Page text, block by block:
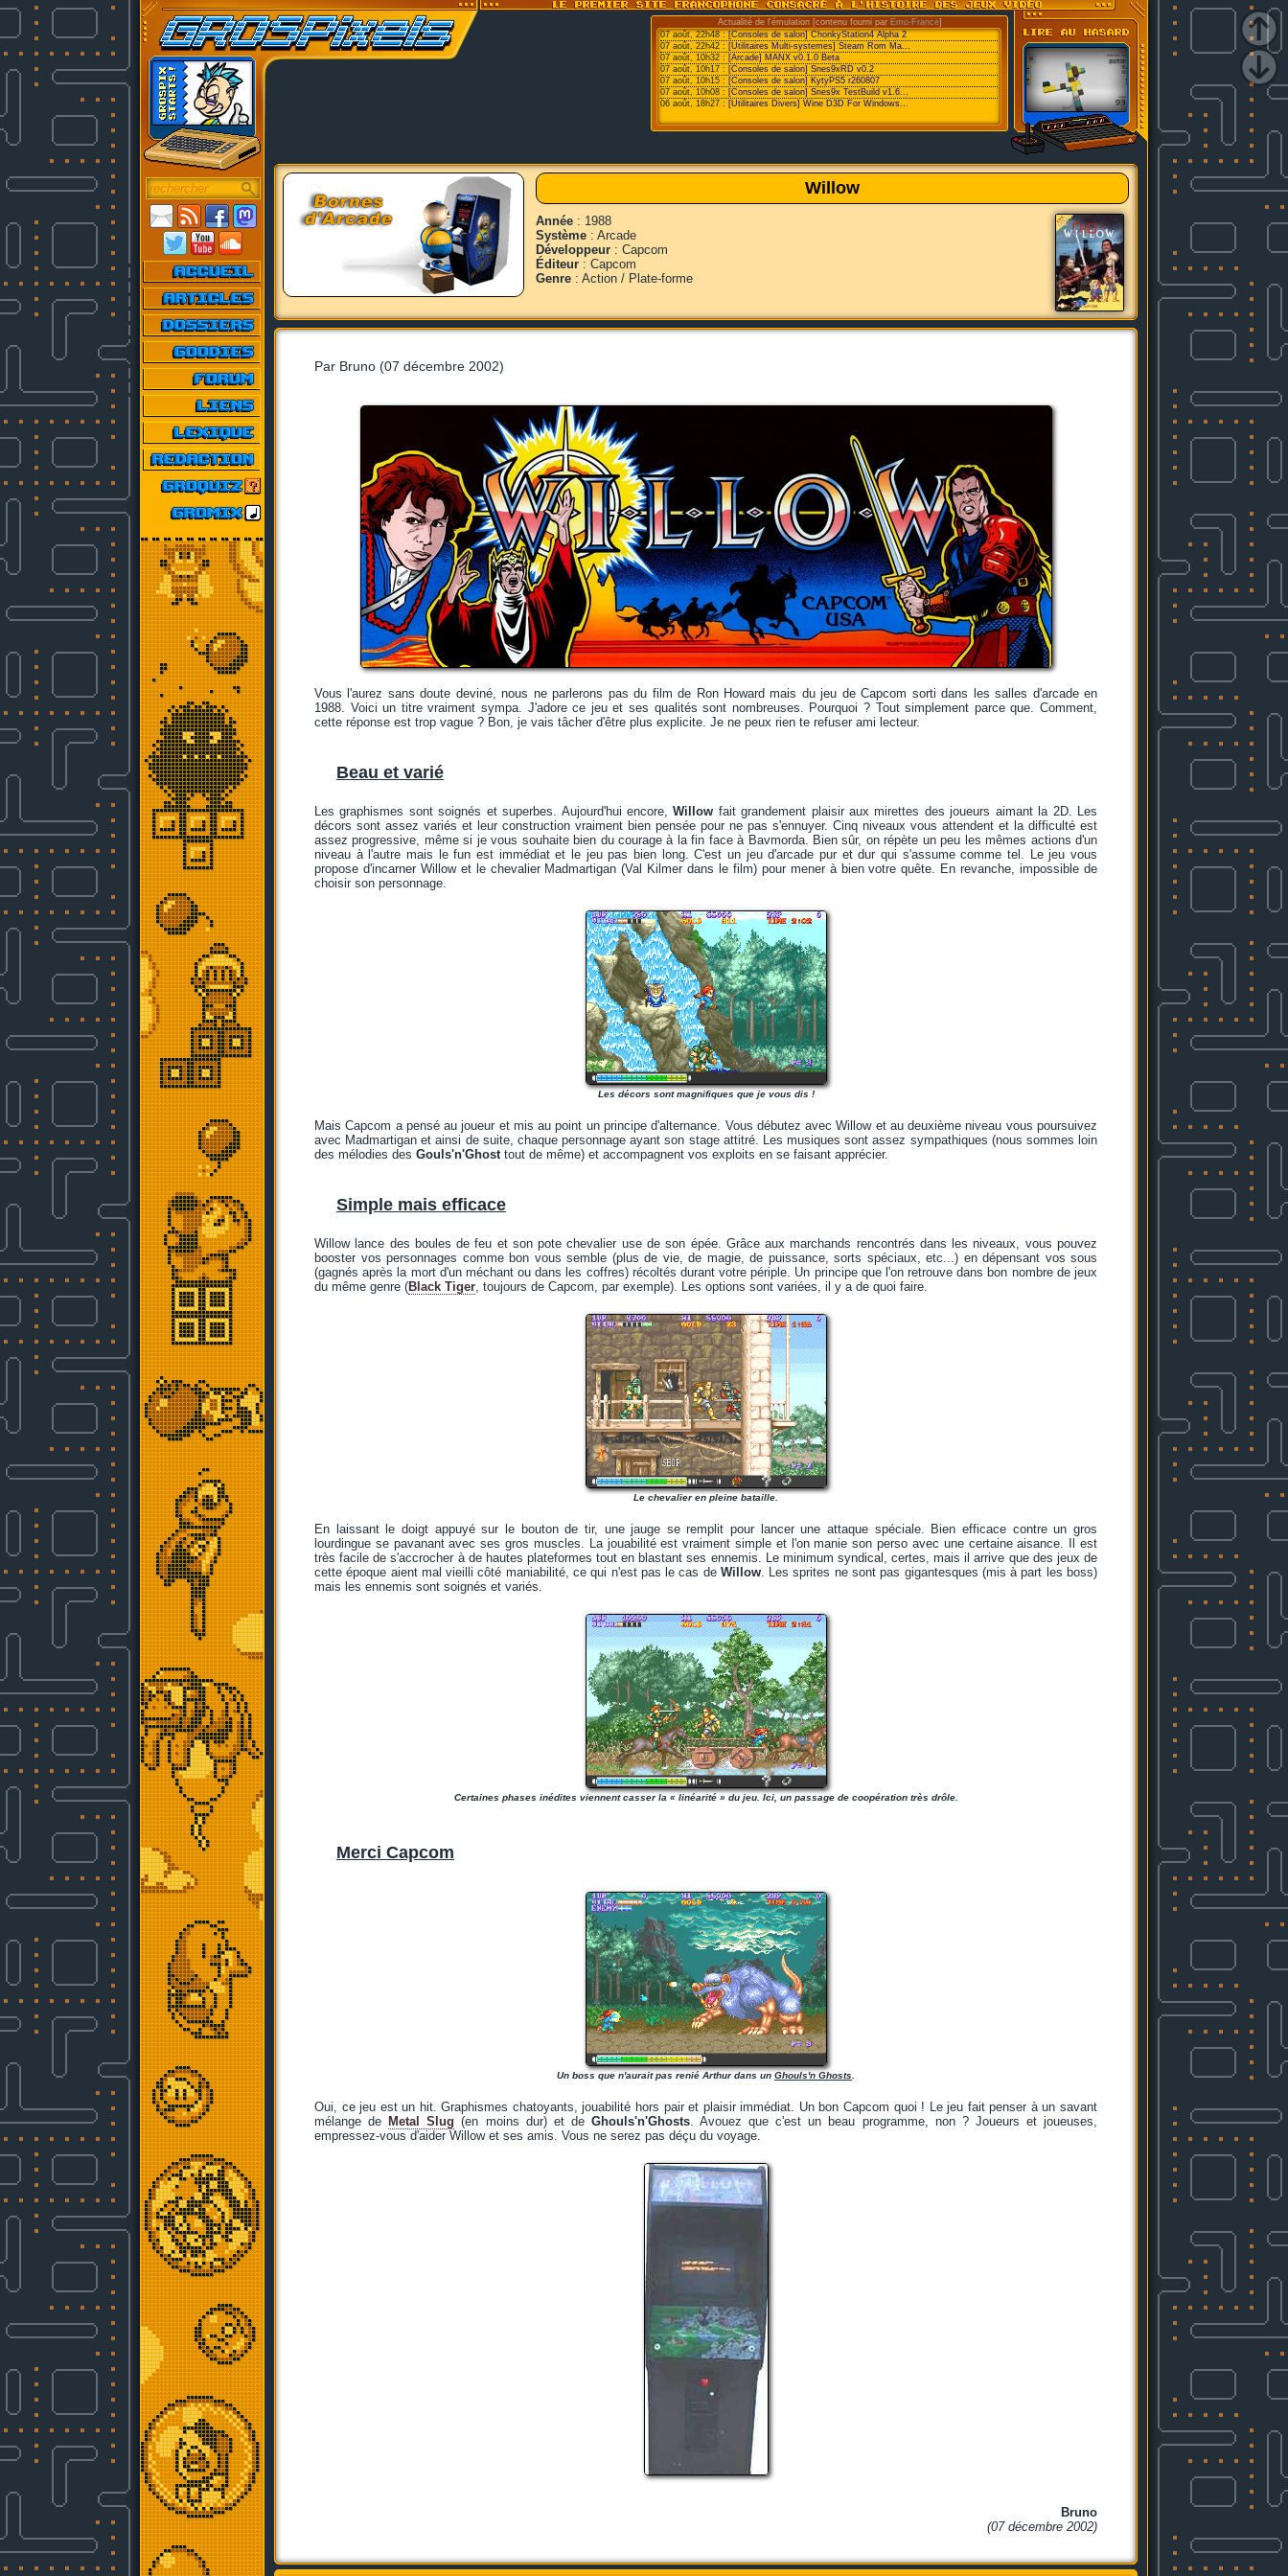
Actualité de l'émulation [contenu fourni par Emu-France]
07 août, 22h48 :[Consoles de salon] ChonkyStation4 Alpha 2
07 août, 22h42 : [Utilitaires Multi-systemes] Steam Rom Ma...
07 août, 10h32 : [Arcade] MANX v0.1.0 Beta
07 août, 10h17 : [Consoles de salon] Snes9xRD v0.2
07 août, 10h15 : [Consoles de salon] KytyPS5 r260807
07 août, 10h08 : [Consoles de salon] Snes9x TestBuild v1.6...
06 août, 18h27 : [Utilitaires Divers] Wine D3D For Windows...
Willow
Année : 1988
Système : Arcade
Développeur : Capcom
Éditeur : Capcom
Genre : Action / Plate-forme
Par Bruno (07 décembre 2002)
Vous l'aurez sans doute deviné, nous ne parlerons pas du film de Ron Howard mais du jeu de Capcom sorti dans les salles d'arcade en
1988. Voici un titre vraiment sympa. J'adore ce jeu et ses qualités sont nombreuses. Pourquoi ? Tout simplement parce que. Comment,
cette réponse est trop vague ? Bon, je vais tâcher d'être plus explicite. Je ne peux rien te refuser ami lecteur.
Beau et varié
Les graphismes sont soignés et superbes. Aujourd'hui encore,Willow fait grandement plaisir aux mirettes des joueurs aimant la 2D. Les
décors sont assez variés et leur construction vraiment bien pensée pour ne pas s'ennuyer. Cinq niveaux vous attendent et la difficulté est
assez progressive, même si je vous souhaite bien du courage à la fin face à Bavmorda. Bien sûr, on répète un peu les mêmes actions d'un
niveau à l'autre mais le fun est immédiat et le jeu pas bien long. C'est un jeu d'arcade pur et dur qui s'assume comme tel. Le jeu vous
propose d'incarner Willow et le chevalier Madmartigan (Val Kilmer dans le film) pour mener à bien votre quête. En revanche, impossible de
choisir son personnage.
Les décors sont magnifiques que je vous dis !
Mais Capcom a pensé au joueur et mis au point un principe d'alternance. Vous débutez avec Willow et au deuxième niveau vous poursuivez
avec Madmartigan et ainsi de suite, chaque personnage ayant son stage attitré. Les musiques sont assez sympathiques (nous sommes loin
des mélodies des Gouls'n'Ghosttout de même) et accompagnent vos exploits en se faisant apprécier.
Simple mais efficace
Willow lance des boules de feu et son pote chevalier use de son épée. Grâce aux marchands rencontrés dans les niveaux, vous pouvez
booster vos personnages comme bon vous semble (plus de vie, de magie, de puissance, sorts spéciaux, etc...) en dépensant vos sous
(gagnés après la mort d'un méchant ou dans les coffres) récoltés durant votre périple. Un principe que l'on retrouve dans bon nombre de jeux
du même genre (Black Tiger, toujours de Capcom, par exemple). Les options sont variées, il y a de quoi faire.
Le chevalier en pleine bataille.
En laissant le doigt appuyé sur le bouton de tir, une jauge se remplit pour lancer une attaque spéciale. Bien efficace contre un gros
lourdingue se pavanant avec ses gros muscles. La jouabilité est vraiment simple et l'on manie son perso avec une certaine aisance. Il est
très facile de s'accrocher à de hautes plateformes tout en blastant ses ennemis. Le minimum syndical, certes, mais il arrive que des jeux de
cette époque aient mal vieilli côté maniabilité, ce qui n'est pas le cas de Willow. Les sprites ne sont pas gigantesques (mis à part les boss)
mais les ennemis sont soignés et variés.
Certaines phases inédites viennent casser la « linéarité » du jeu. Ici, un passage de coopération très drôle.
Merci Capcom
Un boss que n'aurait pas renié Arthur dans un Ghouls'n Ghosts
Oui, ce jeu est un hit. Graphismes chatoyants, jouabilité hors pair et plaisir immédiat. Un bon Capcom quoi ! Le jeu fait penser à un savant
mélange de Metal Slug (en moins dur) et de Ghouls'n'Ghosts. Avouez que c'est un beau programme, non ? Joueurs et joueuses,
empressez-vous d'aider Willow et ses amis. Vous ne serez pas déçu du voyage.
Bruno
(07 décembre 2002)